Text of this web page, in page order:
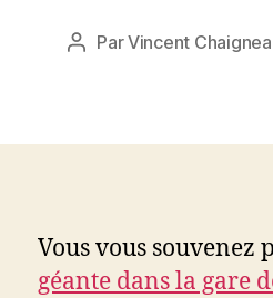
Auteur
ParVincent
Vous vous souvenez
géante dans la gare